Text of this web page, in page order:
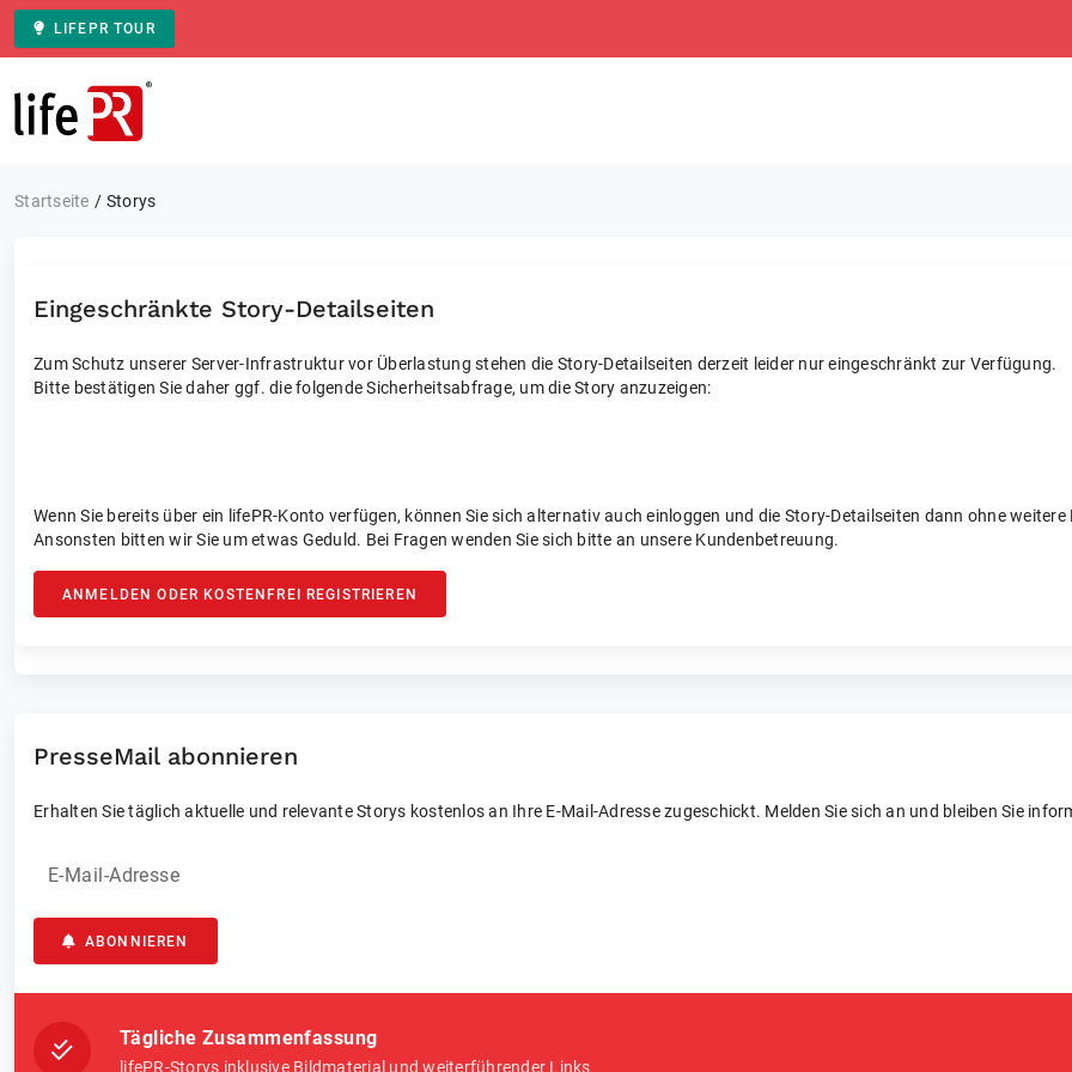
LIFEPR TOUR
Zur Startseite
Startseite Storys
Eingeschränkte Story-Detailseiten
Zum Schutz unserer Server-Infrastruktur vor Überlastung stehen die Story-Detailseiten derzeit leider nur eingeschränkt zur Verfügung.
Bitte bestätigen Sie daher ggf. die folgende Sicherheitsabfrage, um die Story anzuzeigen:
Wenn Sie bereits über ein lifePR-Konto verfügen, können Sie sich alternativ auch einloggen und die Story-Detailseiten dann ohne
Ansonsten bitten wir Sie um etwas Geduld. Bei Fragen wenden Sie sich bitte an unsere Kundenbetreuung.
ANMELDEN ODER KOSTENFREI REGISTRIEREN
PresseMail abonnieren
Erhalten Sie täglich aktuelle und relevante Storys kostenlos an Ihre E-Mail-Adresse zugeschickt. Melden Sie sich an und bleiben Sie
E-Mail-Adresse
ABONNIEREN
Tägliche Zusammenfassung
lifePR-Storys inklusive Bildmaterial und weiterführender Links